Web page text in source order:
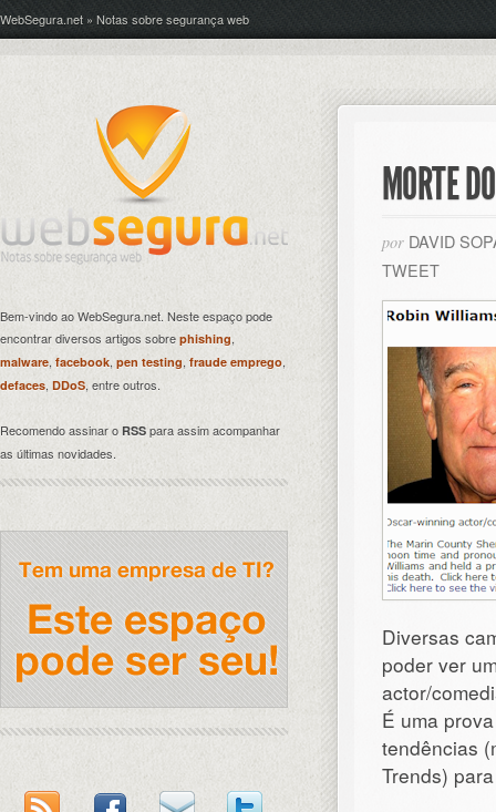
WebSegura.net » Notas sobre segurança web
MORTE
por DAVID
TWEET
Diversas
poder ver
actor/
É uma
tendências
Trends)
Bem-vindo ao WebSegura.net. Neste espaço pode
encontrar diversos artigos sobre phishing,
malware, facebook, pen testing fraude emprego,
defaces, DDoS, entre outros.
Recomendo assinar o RSS para assim acompanhar
as últimas novidades.